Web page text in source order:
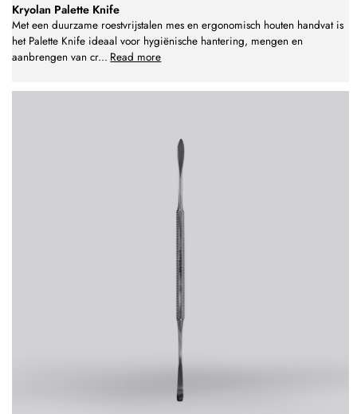
Kryolan Palette Knife
Met een duurzame roestvrijstalen mes en ergonomisch houten handvat is
het Palette Knife ideaal voor hygiënische hantering, mengen en
aanbrengen van cr... Read more